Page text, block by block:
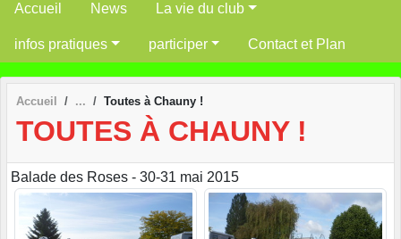
Accueil News La vie du club
infos pratiques participer Contact et Plan
Accueil Toutes à Chauny !
TOUTES À CHAUNY !
Balade des Roses - 30-31 mai 2015